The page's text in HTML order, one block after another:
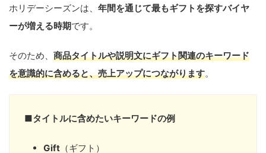
ホリデーシーズンは、 年間を通じて最もギフトを探すバイヤ
ーが増える時期です。
そのため、 商品タイトルや説明文にギフト関連のキーワード
を意識的に含めると、売上アップにつながります。
■タイトルに含めたいキーワードの例
Gift（ギフト）